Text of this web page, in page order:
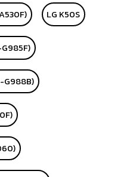
LG K50S
G988B)